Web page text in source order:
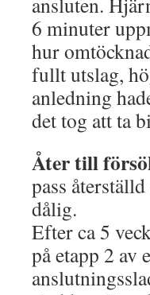
6 minuter
hur
fullt utslag,
anledning
det tog att ta
Åter till
pass
dålig.
Efter ca 5
på etapp 2 av